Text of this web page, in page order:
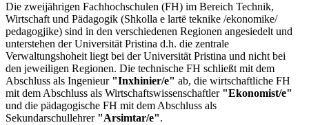
Die zweijährigen Fachhochschulen (FH) im Bereich Technik,
Wirtschaft und Pädagogik (Shkolla e lartë teknike /ekonomike/
pedagogjike) sind in den verschiedenen Regionen angesiedelt und
unterstehen der Universität Pristina d.h. die zentrale
Verwaltungshoheit liegt bei der Universität Pristina und nicht bei
den jeweiligen Regionen. Die technische FH schließt mit dem
Abschluss als Ingenieur "Inxhinier/e" ab, die wirtschaftliche FH
mit dem Abschluss als Wirtschaftswissenschaftler "Ekonomist/e"
und die pädagogische FH mit dem Abschluss als
Sekundarschullehrer "Arsimtar/e".